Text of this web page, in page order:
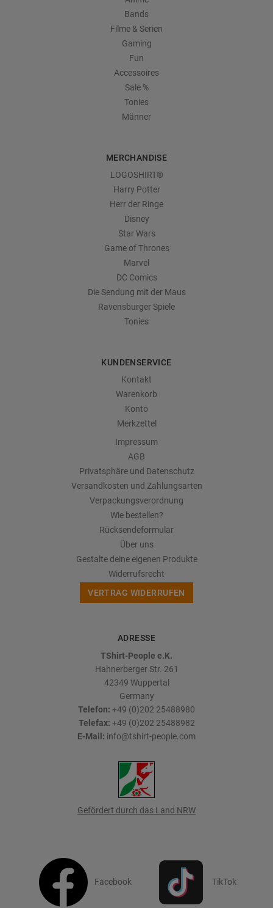
Bands
Filme & Serien
Gaming
Fun
Accessoires
Sale %
Tonies
Männer
MERCHANDISE
LOGOSHIRT®
Harry Potter
Herr der Ringe
Disney
Star Wars
Game of Thrones
Marvel
DC Comics
Die Sendung mit der Maus
Ravensburger Spiele
Tonies
KUNDENSERVICE
Kontakt
Warenkorb
Konto
Merkzettel
Impressum
AGB
Privatsphäre und Datenschutz
Versandkosten und Zahlungsarten
Verpackungsverordnung
Wie bestellen?
Rücksendeformular
Über uns
Gestalte deine eigenen Produkte
Widerrufsrecht
VERTRAG WIDERRUFEN
ADRESSE
TShirt-People e.K.
Hahnerberger Str. 261
42349 Wuppertal
Germany
Telefon: +49 (0)202 25488980
Telefax: +49 (0)202 25488982
E-Mail: info@tshirt-people.com
Gefördert durch das Land NRW
Facebook TikTok